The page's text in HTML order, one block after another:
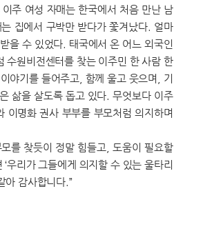
주 여성 자매는 한국에서 처음 만난 남
집에서 구박만 받다가 쫓겨났다. 얼마
을 수 있었다. 태국에서 온 어느 외국인
수원비전센터를 찾는 이주민 한 사람 한
야기를 들어주고, 함께 울고 웃으며, 기
삶을 살도록 돕고 있다. 무엇보다 이주
이명화 권사 부부를 부모처럼 의지하며
를 찾듯이 정말 힘들고, 도움이 필요할
우리가 그들에게 의지할 수 있는 울타리
아 감사합니다.”